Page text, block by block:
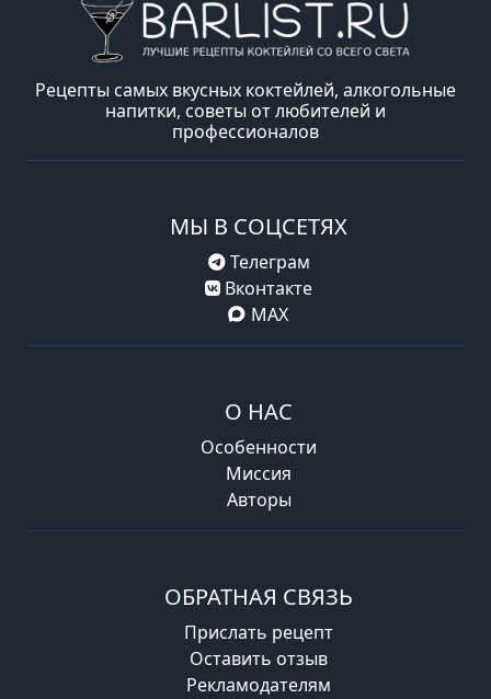
Рецепты самых вкусных коктейлей, алкогольные
напитки, советы от любителей и
профессионалов
МЫ В СОЦСЕТЯХ
Телеграм
Вконтакте
MAX
О НАС
Особенности
Миссия
Авторы
ОБРАТНАЯ СВЯЗЬ
Прислать рецепт
Оставить отзыв
Рекламодателям